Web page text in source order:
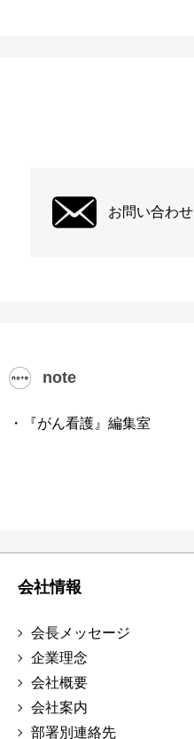
お問い合わせ
note
・『がん看護』編集室
会社情報
会長メッセージ
企業理念
会社概要
会社案内
部署別連絡先